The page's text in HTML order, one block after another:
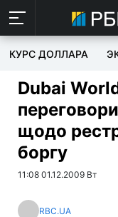
КУРС ДОЛЛАРА
Dubai
щодо
боргу
11:08 01.12.2009 Вт
RBC.UA